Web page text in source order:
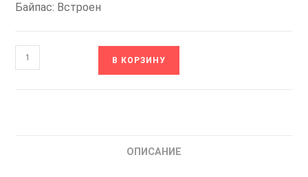
Байпас: Встроен
Количество
товара
В КОРЗИНУ
ОПИСАНИЕ